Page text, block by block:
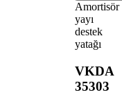
Amortisör
yayı
destek
yatağı
VKDA
35303